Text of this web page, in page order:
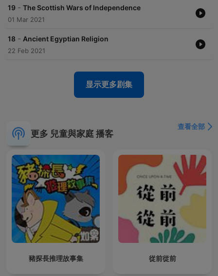
19 - The Scottish Wars of Independence
01 Mar 2021
18 - Ancient Egyptian Religion
22 Feb 2021
显示更多剧集
更多 兒童與家庭 播客
查看全部
豬探長推理故事集 從前從前